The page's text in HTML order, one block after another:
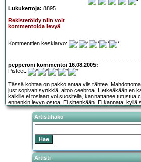
Lukukertoja: 8895
Rekisteröidy niin voit
kommentoida levyä
Kommenttien keskiarvo:
pepperoni kommentoi 16.08.2005:
Pisteet:
Tässä kohtaa on pakko antaa viis tähtee.
just sopivan synkkiä, aitoo ceebroa. Hetkeäkään en
kaikille ei tosiaan voi suositella, kannattanee tutustua
ennenkin levyn ostoa. Ei sittenkään. Ei kannata, kyllä
Artistihaku
Artisti